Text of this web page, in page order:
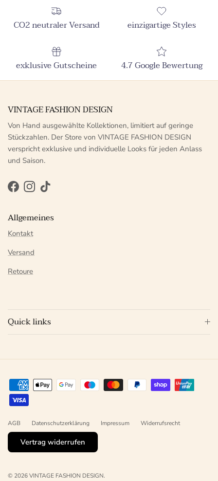
CO2 neutraler Versand einzigartige Styles
exklusive Gutscheine 4.7 Google Bewertung
VINTAGE FASHION DESIGN
Von Hand ausgewählte Kollektionen, limitiert auf geringe
Stückzahlen. Der Store von VINTAGE FASHION DESIGN
verspricht exklusive und individuelle Looks für jeden Anlass
und Saison.
FacebookInstagram
TikTok
Allgemeines
Kontakt
Versand
Retoure
Quick links
AGB Datenschutzerklärung Impressum Widerrufsrecht
Vertrag widerrufen
© 2026VINTAGE FASHION DESIGN.